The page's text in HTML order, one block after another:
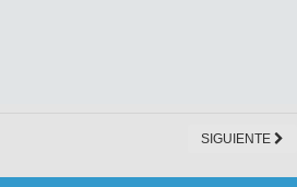
SIGUIENTE